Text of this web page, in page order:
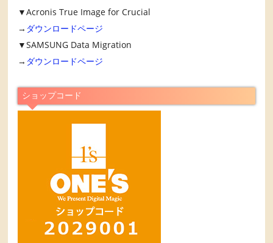
▼Acronis True Image for Crucial
→ ダウンロードページ
▼SAMSUNG Data Migration
→ ダウンロードページ
ショップコード